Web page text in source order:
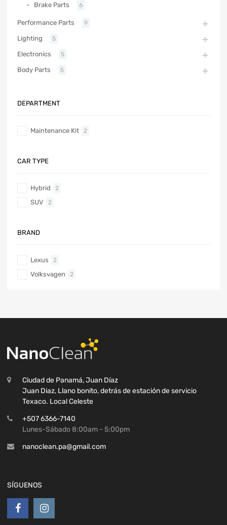
Brake Parts 6
Performance Parts 9
Lighting 5
Electronics 5
Body Parts 5
DEPARTMENT
Maintenance Kit 2
CAR TYPE
Hybrid 2
SUV 2
BRAND
Lexus 2
Volksvagen 2
Ciudad de Panamá, Juan Díaz
Juan Diaz, Llano bonito, detrás de estación de servicio
Texaco. Local Celeste
+507 6366-7140
Lunes-Sábado 8:00am - 5:00pm
nanoclean.pa@gmail.com
SÍGUENOS